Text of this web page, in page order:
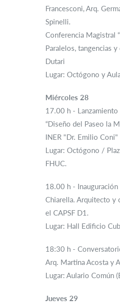
Francesconi, Arq.
Spinelli.
Conferencia Magistral
Paralelos, tangencias y
Dutari
Lugar: Octógono y
Miércoles 28
17.00 h -
“Diseño del Paseo la
INER "Dr. Emilio Coni"
Lugar: Octógono /
FHUC.
18.00 h -
Chiarella. Arquitecto y
el CAPSF D1.
Lugar: Hall Edificio
18:30 h -
Arq. Martina Acosta y
Lugar: Aulario Común
Jueves 29